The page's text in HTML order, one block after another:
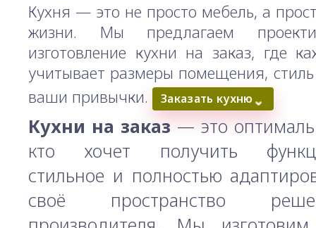
Кухня — это не просто мебель, а
жизни. Мы предлагаем
изготовление кухни на заказ, где
учитывает размеры помещения,
ваши привычки.
Заказать кухню ⌄
Кухни на заказ— это
кто хочет получить
стильное и полностью
своё пространство